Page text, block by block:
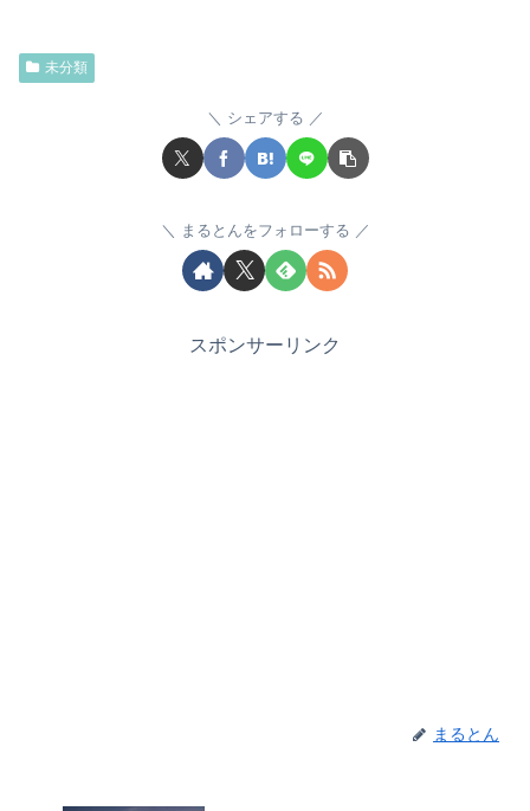
未分類
シェアする
まるとんをフォローする
スポンサーリンク
まるとん